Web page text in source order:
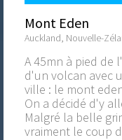
Mont Eden
Auckland, Nouvelle-
A 45mn à pied de
d'un volcan avec
ville : le mont
On a décidé d'y
Malgré la belle
vraiment le coup